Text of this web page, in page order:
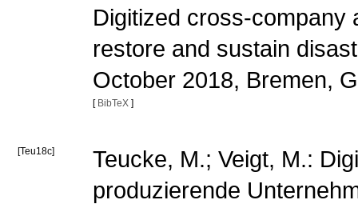
Digitized cross-company
restore and sustain
October 2018, Bremen,
[ BibTeX ]
[Teu18c]
Teucke, M.; Veigt, M.:
produzierende